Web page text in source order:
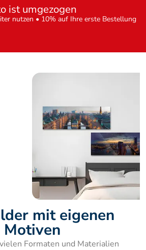
ist umgezogen
nutzen • 10% auf Ihre erste Bestellung
mit eigenen
Motiven
Formaten und Materialien